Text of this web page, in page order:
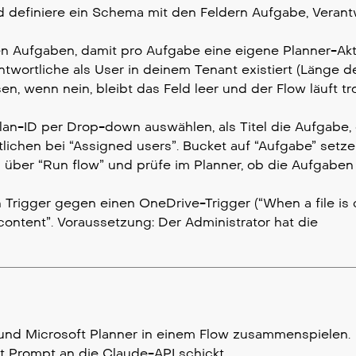
definiere ein Schema mit den Feldern Aufgabe,
Aufgaben, damit pro Aufgabe eine eigene Planner-
als User in deinem Tenant existiert (Länge
wenn nein, bleibt das Feld leer und der Flow läuft
ID per Drop-down auswählen, als Titel die Aufgabe,
bei “Assigned users”. Bucket auf “Aufgabe”
“Run flow” und prüfe im Planner, ob die
gegen einen OneDrive-Trigger (“When a file is
Voraussetzung: Der Administrator hat die
Microsoft Planner in einem Flow zusammenspielen.
Prompt an die Claude-API schickt.